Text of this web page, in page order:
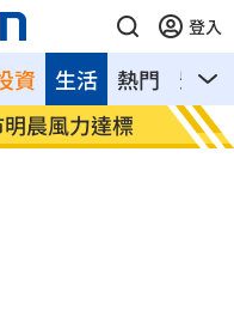
登入
資 熱門 影音
生活
爆紅 結果慘
主機
潰